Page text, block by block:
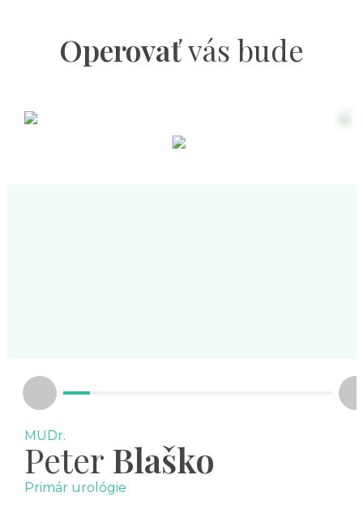
Operovaťvás bude
MUDr.
PeterBlaško
Primár urológie